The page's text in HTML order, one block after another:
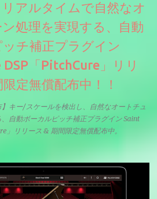
アルタイムで自然なオ
処理を実現する、自動
チ補正プラグイン
「PitchCure」リリ
定無償配布中！！
】キー/スケールを検出し、自然なオートチュ
自動ボーカルピッチ補正プラグイン Saint
」リリース & 期間限定無償配布中。